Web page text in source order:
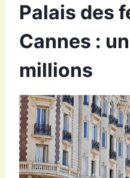
Palais des
Cannes :
millions